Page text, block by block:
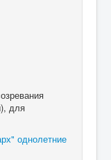
для
однолетние